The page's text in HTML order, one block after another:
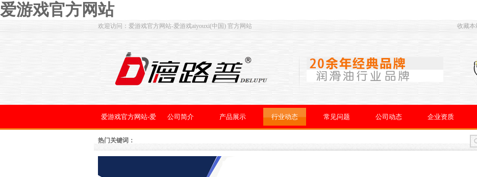
爱游戏官方网站
欢迎访问：爱游戏官方网站-爱游戏aiyouxi(中国) 官方网站 收藏本
爱游戏官方网站-爱 公司简介 产品展示 行业动态 常见问题 公司动态 企业资质
热门关键词：